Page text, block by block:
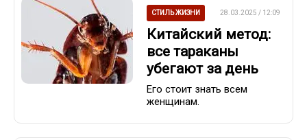
СТИЛЬ ЖИЗНИ 28.03.2025 / 12:09
Китайский метод:
все тараканы
убегают за день
Его стоит знать всем
женщинам.